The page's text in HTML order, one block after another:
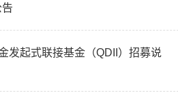
发起式联接基金（QDII）招募说